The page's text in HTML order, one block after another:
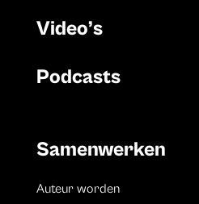
Video’s
Podcasts
Samenwerken
Auteur worden